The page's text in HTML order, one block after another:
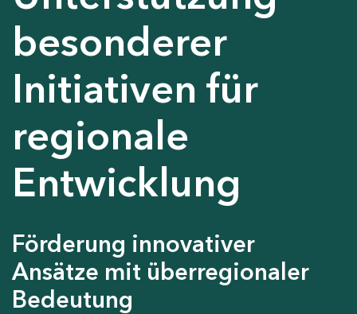
besonderer
Initiativen für
regionale
Entwicklung
Förderung innovativer
Ansätze mit überregionaler
Bedeutung